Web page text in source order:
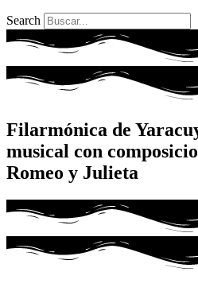
Search
Filarmónica de
musical con
Romeo y Julieta